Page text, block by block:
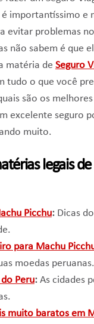
é importantíssimo e
evitar problemas
não sabem é que
matéria de Seguro
tudo o que você
são os melhores
excelente seguro
muito.
legais
Picchu:Dicas
para Machu
moedas peruanas.
Peru:As cidades
muito baratos em